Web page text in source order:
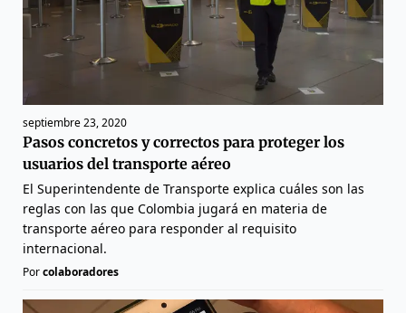
septiembre 23, 2020
Pasos concretos y correctos para proteger los
usuarios del transporte aéreo
El Superintendente de Transporte explica cuáles son las
reglas con las que Colombia jugará en materia de
transporte aéreo para responder al requisito
internacional.
Porcolaboradores